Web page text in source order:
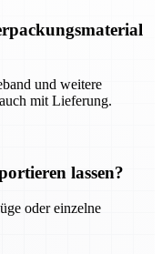
und weitere
mit Lieferung.
lassen?
oder einzelne